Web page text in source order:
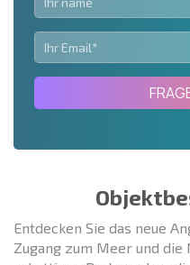
Entdecken Sie das neue
Zugang zum Meer und